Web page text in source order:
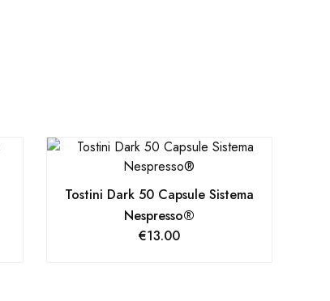
Tostini Dark 50 Capsule Sistema
Nespresso®
€13.00